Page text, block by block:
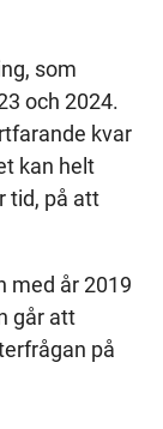
som
och 2024.
kvar
kan helt
tid, på att
med år 2019
går att
på